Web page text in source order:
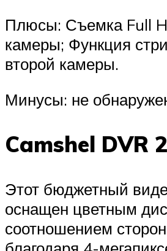
Плюсы: Съемка Full
камеры; Функция
второй камеры.
Минусы: не
Camshel DVR
Этот бюджетный
оснащен цветным
соотношением